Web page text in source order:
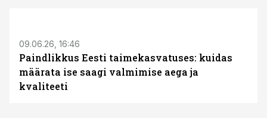
09.06.26, 16:46
Paindlikkus Eesti taimekasvatuses: kuidas
määrata ise saagi valmimise aega ja
kvaliteeti